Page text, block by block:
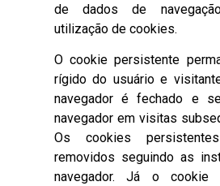
de dados de
utilização de cookies.
O cookie persistente
rígido do usuário e
navegador é fechado e
navegador em visitas
Os cookies
removidos seguindo as
navegador. Já o